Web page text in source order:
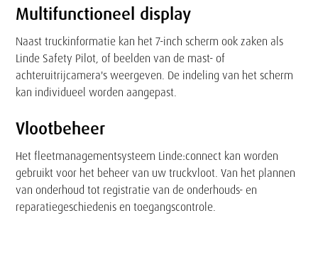
Multifunctioneel display
Naast truckinformatie kan het 7-inch scherm ook zaken als
Linde Safety Pilot, of beelden van de mast- of
achteruitrijcamera's weergeven. De indeling van het scherm
kan individueel worden aangepast.
Vlootbeheer
Het fleetmanagementsysteem Linde:connect kan worden
gebruikt voor het beheer van uw truckvloot. Van het plannen
van onderhoud tot registratie van de onderhouds- en
reparatiegeschiedenis en toegangscontrole.